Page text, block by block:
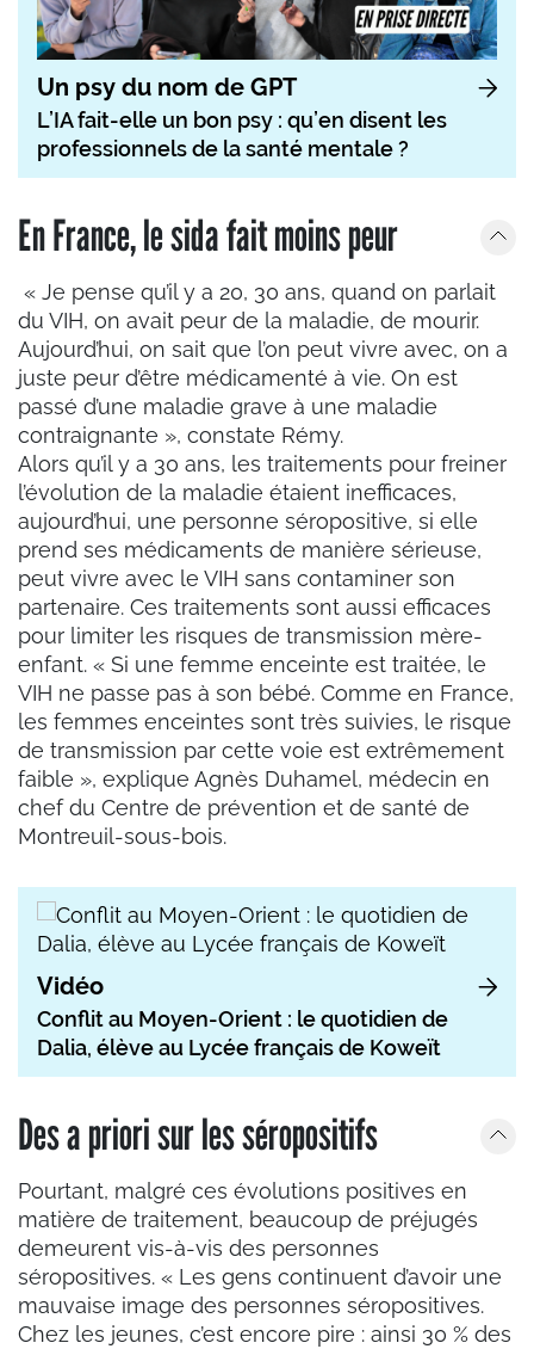
Un psy du nom de GPT
L’IA fait-elle un bon psy : qu’en disent les
professionnels de la santé mentale ?
En France, le sida fait moins peur
« Je pense qu’il y a 20, 30 ans, quand on parlait
du VIH, on avait peur de la maladie, de mourir.
Aujourd’hui, on sait que l’on peut vivre avec, on a
juste peur d’être médicamenté à vie. On est
passé d’une maladie grave à une maladie
contraignante », constate Rémy.
Alors qu’il y a 30 ans, les traitements pour freiner
l’évolution de la maladie étaient inefficaces,
aujourd’hui, une personne séropositive, si elle
prend ses médicaments de manière sérieuse,
peut vivre avec le VIH sans contaminer son
partenaire. Ces traitements sont aussi efficaces
pour limiter les risques de transmission mère-
enfant. « Si une femme enceinte est traitée, le
VIH ne passe pas à son bébé. Comme en France,
les femmes enceintes sont très suivies, le risque
de transmission par cette voie est extrêmement
faible », explique Agnès Duhamel, médecin en
chef du Centre de prévention et de santé de
Montreuil-sous-bois.
Vidéo
Conflit au Moyen-Orient : le quotidien de
Dalia, élève au Lycée français de Koweït
Des a priori sur les séropositifs
Pourtant, malgré ces évolutions positives en
matière de traitement, beaucoup de préjugés
demeurent vis-à-vis des personnes
séropositives. « Les gens continuent d’avoir une
mauvaise image des personnes séropositives.
Chez les jeunes, c’est encore pire : ainsi 30 % des